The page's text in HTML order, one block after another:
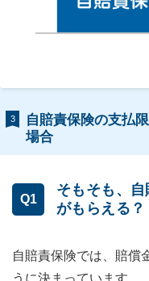
3
自賠責保険の支払
場合
Q1
そもそも、
がもらえる？
自賠責保険では、賠償
うに決まっています。